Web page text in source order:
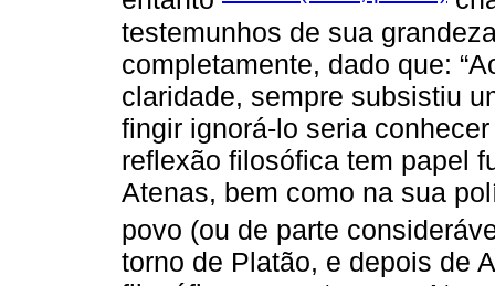
testemunhos de sua
completamente, dado que:
claridade, sempre subsistiu
fingir ignorá-lo seria
reflexão filosófica tem papel
Atenas, bem como na sua
povo (ou de parte
torno de Platão, e depois de